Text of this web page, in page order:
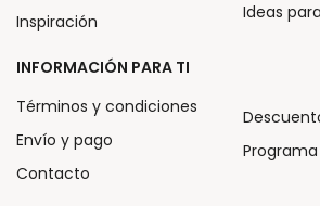
Inspiración
Ideas
INFORMACIÓN PARA TI
Términos y condiciones
Envío y pago
Contacto